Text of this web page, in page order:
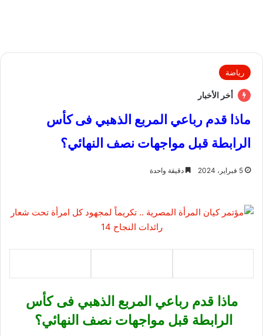
رياضة
أخر الأخبار
ماذا قدم رباعي المربع الذهبي فى كأس
الرابطة قبل مواجهات نصف النهائي؟
5 فبراير، 2024 دقيقة واحدة
ماذا قدم رباعي المربع الذهبي فى كأس
الرابطة قبل مواجهات نصف النهائي؟